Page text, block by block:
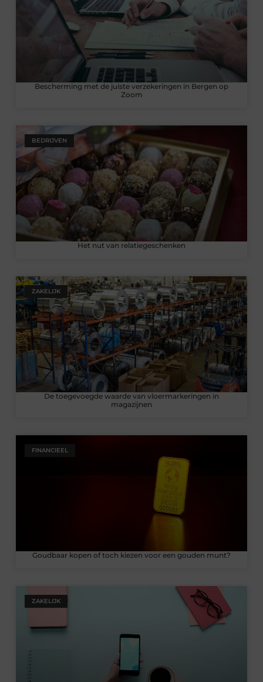
Bescherming met de juiste verzekeringen in Bergen op
Zoom
BEDRIJVEN
Het nut van relatiegeschenken
ZAKELIJK
De toegevoegde waarde van vloermarkeringen in
magazijnen
FINANCIEEL
Goudbaar kopen of toch kiezen voor een gouden munt?
ZAKELIJK